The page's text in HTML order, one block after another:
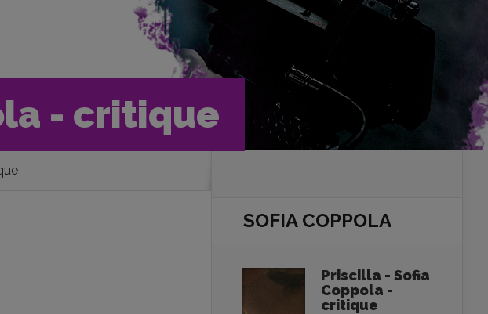
- critique
SOFIA COPPOLA
Priscilla - Sofia
Coppola -
critique